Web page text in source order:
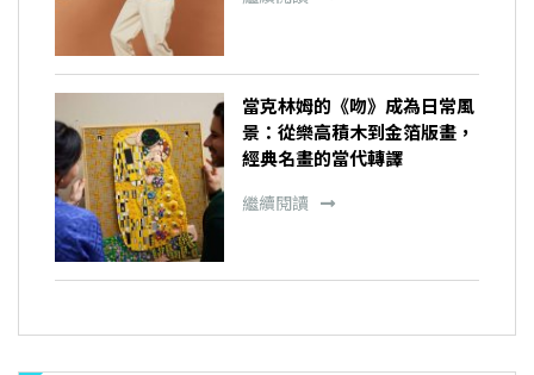
當克林姆的《吻》成為日常風
景：從樂高積木到金箔版畫，
經典名畫的當代轉譯
繼續閱讀